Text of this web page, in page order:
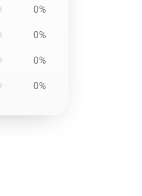
0%
0%
0%
0%